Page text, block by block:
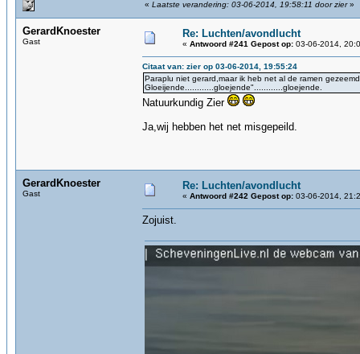
« Laatste verandering: 03-06-2014, 19:58:11 door zier»
GerardKnoester
Gast
Re: Luchten/avondlucht
« Antwoord #241 Gepost op: 03-06-2014,
Citaat van: zier op 03-06-2014, 19:55:24
Paraplu niet gerard,maar ik heb net al de ramen
Gloeijende............gloejende"............gloejende.
Natuurkundig Zier
Ja,wij hebben het net misgepeild.
GerardKnoester
Gast
Re: Luchten/avondlucht
« Antwoord #242 Gepost op: 03-06-2014,
Zojuist.